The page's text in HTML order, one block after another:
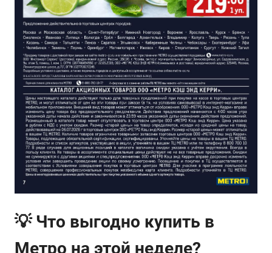
💡 Что выгодно купить в
Метро на этой неделе?